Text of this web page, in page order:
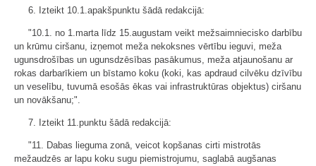
6. Izteikt 10.1.apakšpunktu šādā redakcijā:
"10.1. no 1.marta līdz 15.augustam veikt mežsaimniecisko darbību
un krūmu ciršanu, izņemot meža nekoksnes vērtību ieguvi, meža
ugunsdrošības un ugunsdzēsības pasākumus, meža atjaunošanu ar
rokas darbarīkiem un bīstamo koku (koki, kas apdraud cilvēku dzīvību
un veselību, tuvumā esošās ēkas vai infrastruktūras objektus) ciršanu
un novākšanu;".
7. Izteikt 11.punktu šādā redakcijā:
"11. Dabas lieguma zonā, veicot kopšanas cirti mistrotās
mežaudzēs ar lapu koku sugu piemistrojumu, saglabā augšanas